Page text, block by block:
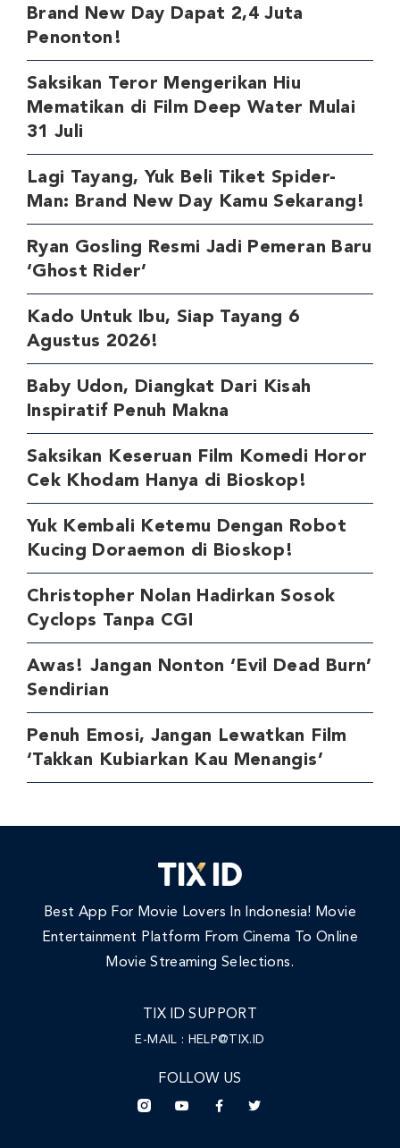
Brand New Day Dapat 2,4 Juta
Penonton!
Saksikan Teror Mengerikan Hiu
Mematikan di Film Deep Water Mulai
31 Juli
Lagi Tayang, Yuk Beli Tiket Spider-
Man: Brand New Day Kamu Sekarang!
Ryan Gosling Resmi Jadi Pemeran Baru
‘Ghost Rider’
Kado Untuk Ibu, Siap Tayang 6
Agustus 2026!
Baby Udon, Diangkat Dari Kisah
Inspiratif Penuh Makna
Saksikan Keseruan Film Komedi Horor
Cek Khodam Hanya di Bioskop!
Yuk Kembali Ketemu Dengan Robot
Kucing Doraemon di Bioskop!
Christopher Nolan Hadirkan Sosok
Cyclops Tanpa CGI
Awas! Jangan Nonton ‘Evil Dead Burn’
Sendirian
Penuh Emosi, Jangan Lewatkan Film
‘Takkan Kubiarkan Kau Menangis’
Best App For Movie Lovers In Indonesia! Movie
Entertainment Platform From Cinema To Online
Movie Streaming Selections.
TIX ID SUPPORT
E-MAIL : HELP@TIX.ID
FOLLOW US